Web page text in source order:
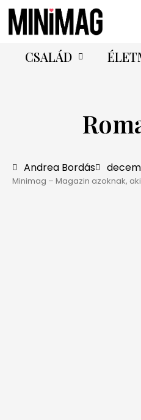
CSALÁD
Andrea Bordás
Minimag – Magazin azoknak,